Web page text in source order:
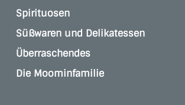
Spirituosen
Süßwaren und Delikatessen
Überraschendes
Die Moominfamilie